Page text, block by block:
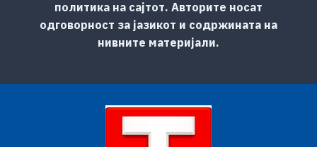
политика на сајтот. Авторите носат
одговорност за јазикот и содржината на
нивните материјали.